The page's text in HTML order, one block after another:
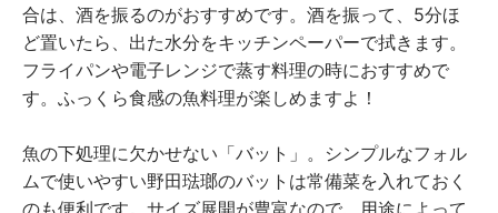
合は、酒を振るのがおすすめです。酒を振って、5分ほ
ど置いたら、出た水分をキッチンペーパーで拭きます。
フライパンや電子レンジで蒸す料理の時におすすめで
す。ふっくら食感の魚料理が楽しめますよ！
魚の下処理に欠かせない「バット」。シンプルなフォル
ムで使いやすい野田琺瑯のバットは常備菜を入れておく